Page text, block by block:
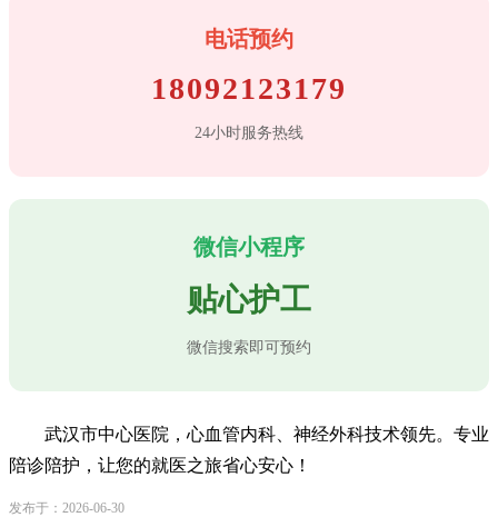
电话预约
18092123179
24小时服务热线
微信小程序
贴心护工
微信搜索即可预约
武汉市中心医院，心血管内科、神经外科技术领先。专业
陪诊陪护，让您的就医之旅省心安心！
发布于：2026-06-30